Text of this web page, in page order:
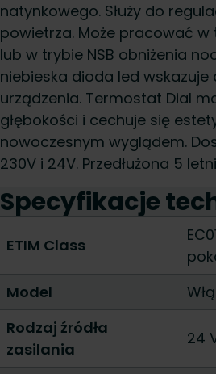
natynkowego. Służy do
powietrza. Może pracować w
lub w trybie NSB obniżenia
niebieska dioda led
urządzenia. Termostat Dial
głębokości i cechuje się
nowoczesnym wyglądem.
230V i 24V. Przedłużona 5
Specyfikacje
ETIM Class
Model
Rodzaj źródła
zasilania
24